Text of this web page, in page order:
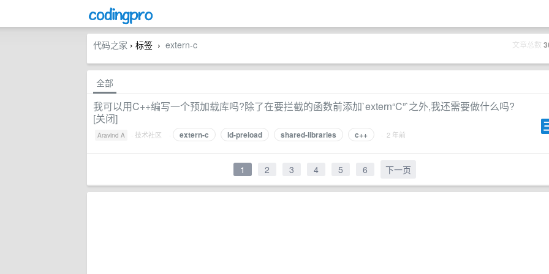
文章总数
代码之家 › 标签 › extern-c
全部
我可以用C++编写一个预加载库吗?除了在要拦截的函数前添加`extern“C”`之外,我还需要做什么吗?
[关闭]
Aravind A · 技术社区 · extern-c ld-preload shared-libraries c++ · 2 年前
1 2 3 4 5 6 下一页